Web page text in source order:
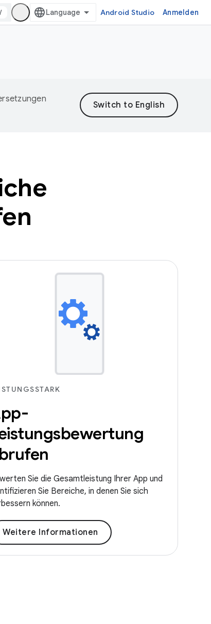
/ Android Studio Anmelden
Sie die Gesamtleistung Ihrer App und
Sie Bereiche, in denen Sie sich
können.
Weitere Informationen